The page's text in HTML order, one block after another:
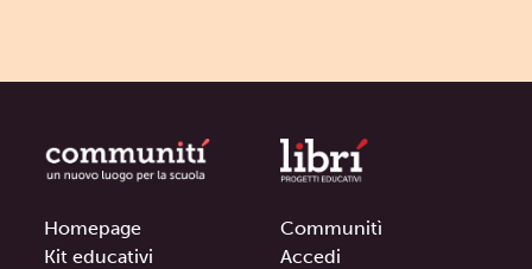
Homepage
Kit educativi
Communitì
Accedi